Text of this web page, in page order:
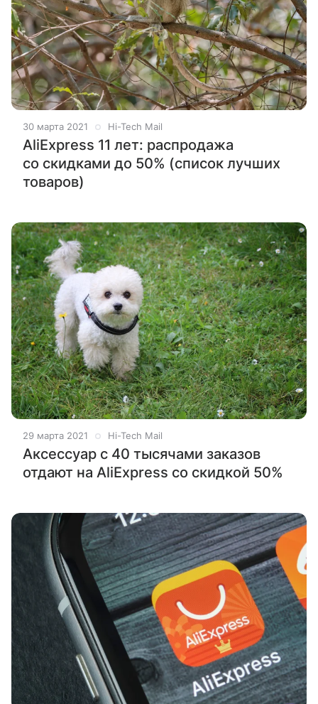
30 марта 2021 Hi-Tech Mail
AliExpress 11 лет: распродажа
со скидками до 50% (список лучших
товаров)
29 марта 2021 Hi-Tech Mail
Аксессуар с 40 тысячами заказов
отдают на AliExpress со скидкой 50%